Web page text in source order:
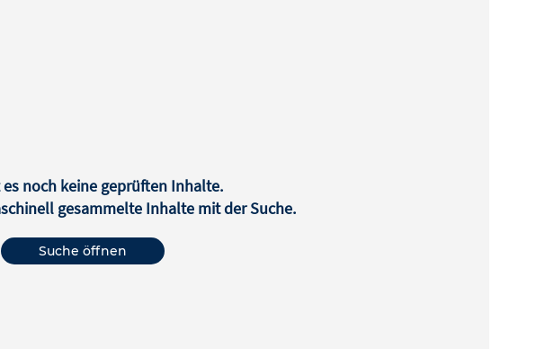
noch keine geprüften Inhalte.
gesammelte Inhalte mit der Suche.
Suche öffnen